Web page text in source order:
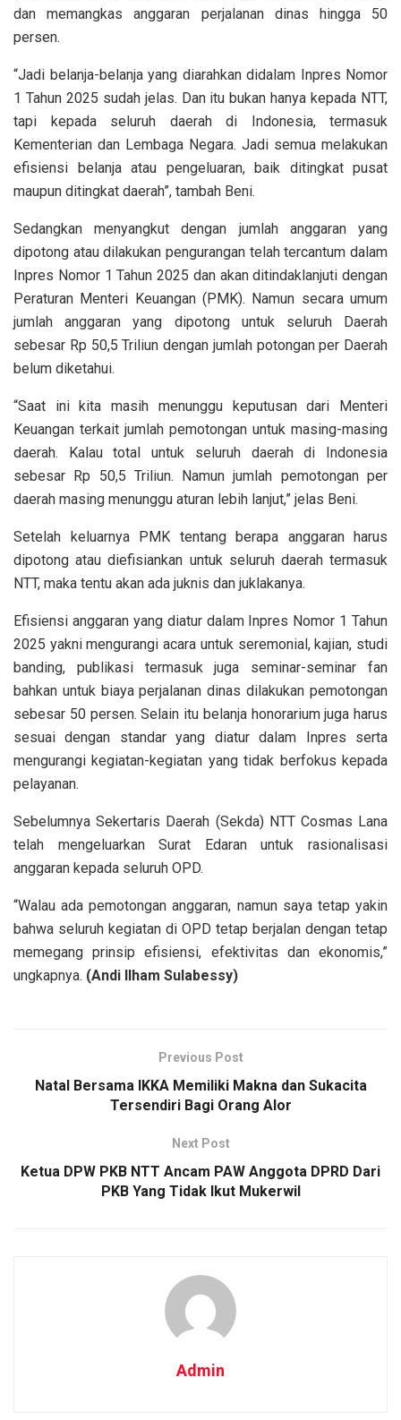
dan memangkas anggaran perjalanan dinas hingga 50
persen.
“Jadi belanja-belanja yang diarahkan didalam Inpres Nomor
1 Tahun 2025 sudah jelas. Dan itu bukan hanya kepada NTT,
tapi kepada seluruh daerah di Indonesia, termasuk
Kementerian dan Lembaga Negara. Jadi semua melakukan
efisiensi belanja atau pengeluaran, baik ditingkat pusat
maupun ditingkat daerah”, tambah Beni.
Sedangkan menyangkut dengan jumlah anggaran yang
dipotong atau dilakukan pengurangan telah tercantum dalam
Inpres Nomor 1 Tahun 2025 dan akan ditindaklanjuti dengan
Peraturan Menteri Keuangan (PMK). Namun secara umum
jumlah anggaran yang dipotong untuk seluruh Daerah
sebesar Rp 50,5 Triliun dengan jumlah potongan per Daerah
belum diketahui.
“Saat ini kita masih menunggu keputusan dari Menteri
Keuangan terkait jumlah pemotongan untuk masing-masing
daerah. Kalau total untuk seluruh daerah di Indonesia
sebesar Rp 50,5 Triliun. Namun jumlah pemotongan per
daerah masing menunggu aturan lebih lanjut,” jelas Beni.
Setelah keluarnya PMK tentang berapa anggaran harus
dipotong atau diefisiankan untuk seluruh daerah termasuk
NTT, maka tentu akan ada juknis dan juklakanya.
Efisiensi anggaran yang diatur dalam Inpres Nomor 1 Tahun
2025 yakni mengurangi acara untuk seremonial, kajian, studi
banding, publikasi termasuk juga seminar-seminar fan
bahkan untuk biaya perjalanan dinas dilakukan pemotongan
sebesar 50 persen. Selain itu belanja honorarium juga harus
sesuai dengan standar yang diatur dalam Inpres serta
mengurangi kegiatan-kegiatan yang tidak berfokus kepada
pelayanan.
Sebelumnya Sekertaris Daerah (Sekda) NTT Cosmas Lana
telah mengeluarkan Surat Edaran untuk rasionalisasi
anggaran kepada seluruh OPD.
“Walau ada pemotongan anggaran, namun saya tetap yakin
bahwa seluruh kegiatan di OPD tetap berjalan dengan tetap
memegang prinsip efisiensi, efektivitas dan ekonomis,”
ungkapnya. (Andi Ilham Sulabessy)
Previous Post
Natal Bersama IKKA Memiliki Makna dan Sukacita
Tersendiri Bagi Orang Alor
Next Post
Ketua DPW PKB NTT Ancam PAW Anggota DPRD Dari
PKB Yang Tidak Ikut Mukerwil
Admin